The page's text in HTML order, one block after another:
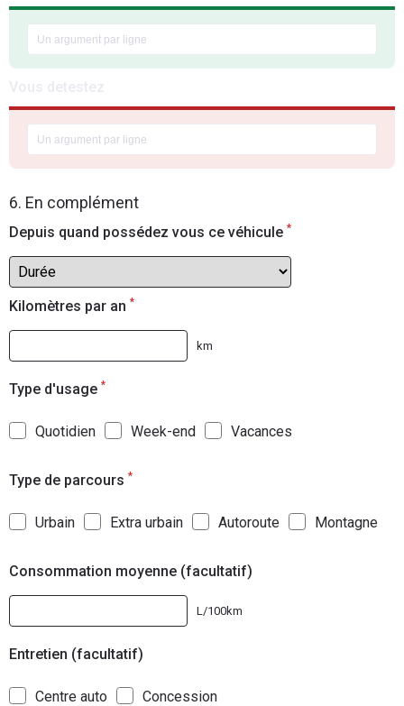
6. En complément
Depuis quand possédez vous ce véhicule *
Kilomètres par an *
km
Type d'usage *
Quotidien Week-end Vacances
Type de parcours *
Urbain Extra urbain Autoroute Montagne
Consommation moyenne (facultatif)
L/100km
Entretien (facultatif)
Centre auto Concession